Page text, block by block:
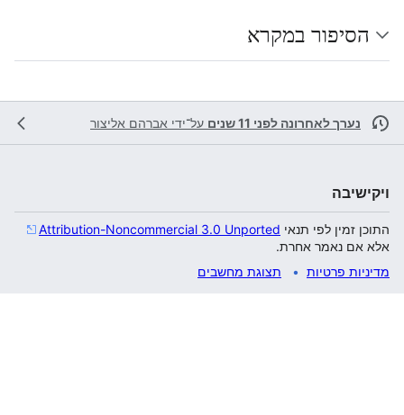
הסיפור במקרא
נערך לאחרונה לפני 11 שנים על־ידי אברהם אליצור
ויקישיבה
התוכן זמין לפי תנאי Attribution-Noncommercial 3.0 Unported
אלא אם נאמר אחרת.
מדיניות פרטיות
תצוגת מחשבים